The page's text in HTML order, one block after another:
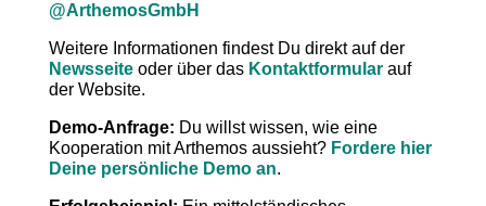
@ArthemosGmbH
Weitere Informationen findest Du direkt auf der
Newsseiteoder über das Kontaktformularauf
der Website.
Demo-Anfrage: Du willst wissen, wie eine
Kooperation mit Arthemos aussieht? Fordere hier
Deine persönliche Demo an.